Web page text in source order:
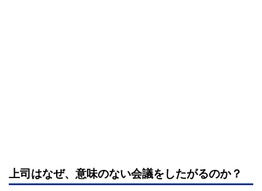
上司はなぜ、意味のない会議をしたがるのか？